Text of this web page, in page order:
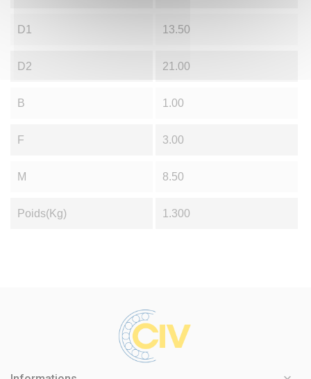
D1 13.50
D2 21.00
B 1.00
F 3.00
M 8.50
Poids(Kg) 1.300